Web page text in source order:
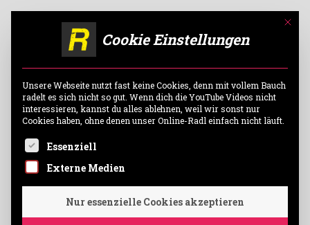
WUNSCHRAD
ZUM RADLER
Mit
Cookie Einstellungen
Unsere Webseite nutzt fast keine Cookies, denn mit vollem Bauch
radelt es sich nicht so gut. Wenn dich die YouTube Videos nicht
interessieren, kannst du alles ablehnen, weil wir sonst nur
Cookies haben, ohne denen unser Online-Radl einfach nicht läuft.
Es folgt eine Liste der Service-Gruppen, für die
Essenziell
Externe Medien
Nur essenzielle Cookies akzeptieren